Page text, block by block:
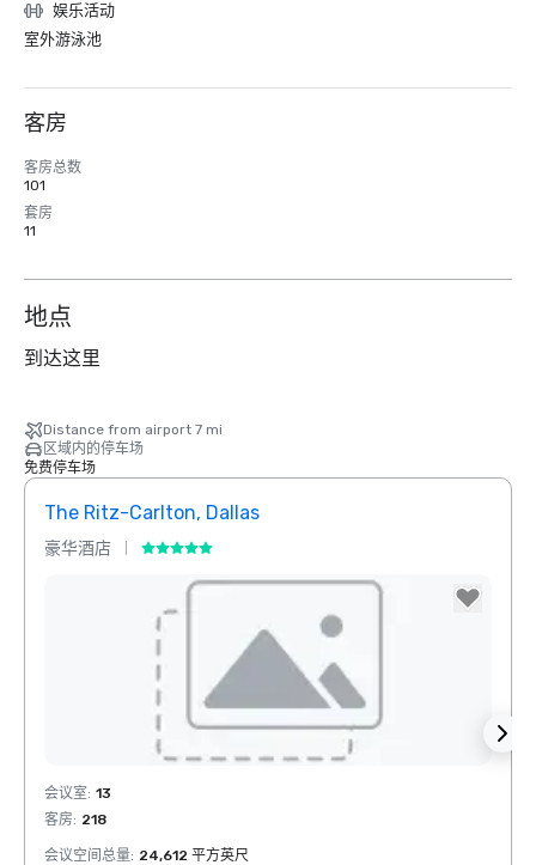
娱乐活动
室外游泳池
客房
客房总数
101
套房
11
地点
到达这里
Distance from airport 7 mi
区域内的停车场
免费停车场
The Ritz-Carlton, Dallas
豪华酒店
Removed from favorites
会议室: 13
客房: 218
会议空间总量: 24,612 平方英尺